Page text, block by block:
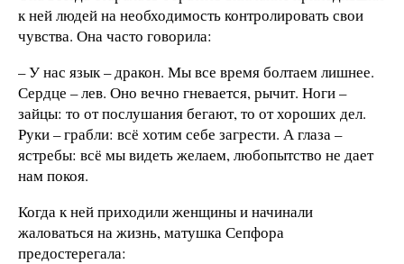
к ней людей на необходимость контролировать свои
чувства. Она часто говорила:
– У нас язык – дракон. Мы все время болтаем лишнее.
Сердце – лев. Оно вечно гневается, рычит. Ноги –
зайцы: то от послушания бегают, то от хороших дел.
Руки – грабли: всё хотим себе загрести. А глаза –
ястребы: всё мы видеть желаем, любопытство не дает
нам покоя.
Когда к ней приходили женщины и начинали
жаловаться на жизнь, матушка Сепфора
предостерегала: